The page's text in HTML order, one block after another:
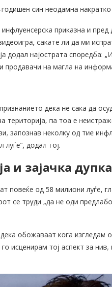
син неодамна накратко
приказна и
сакате ли да ми
додал најострата
продавачи на магла на
дека не сака да
територија, па тоа е
запознав неколку од тие
луѓе“, додал тој.
и зајачка дупка
повеќе од 58 милиони луѓе,
се труди „да не оди
обожаваат кога
исценирам тој аспект за